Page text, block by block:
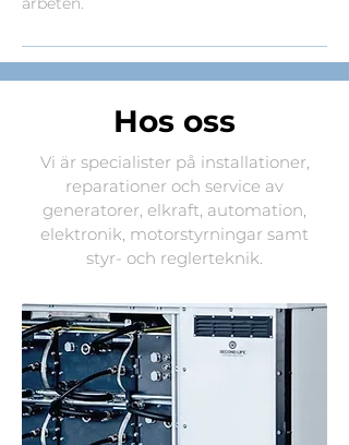
Hos oss
Vi är specialister på installationer,
reparationer och service av
generatorer, elkraft, automation,
elektronik, motorstyrningar samt
styr- och reglerteknik.